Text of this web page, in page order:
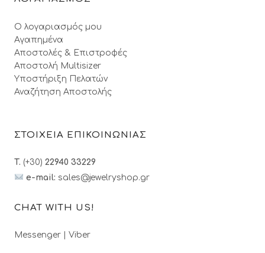
Ο λογαριασμός μου
Αγαπημένα
Αποστολές & Επιστροφές
Αποστολή Multisizer
Υποστήριξη Πελατών
Αναζήτηση Αποστολής
ΣΤΟΙΧΕΙΑ ΕΠΙΚΟΙΝΩΝΙΑΣ
T. (+30) 22940 33229
e-mail: sales@jewelryshop.gr
CHAT WITH US!
Messenger Viber